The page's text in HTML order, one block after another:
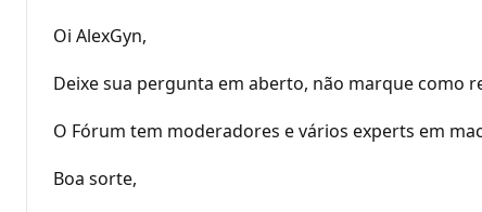
Oi AlexGyn,
Deixe sua pergunta em aberto, não marque como
O Fórum tem moderadores e vários experts em
Boa sorte,